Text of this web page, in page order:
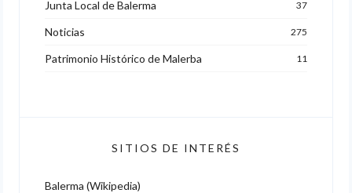
Junta Local de Balerma 37
Noticias 275
Patrimonio Histórico de Malerba 11
SITIOS DE INTERÉS
Balerma (Wikipedia)